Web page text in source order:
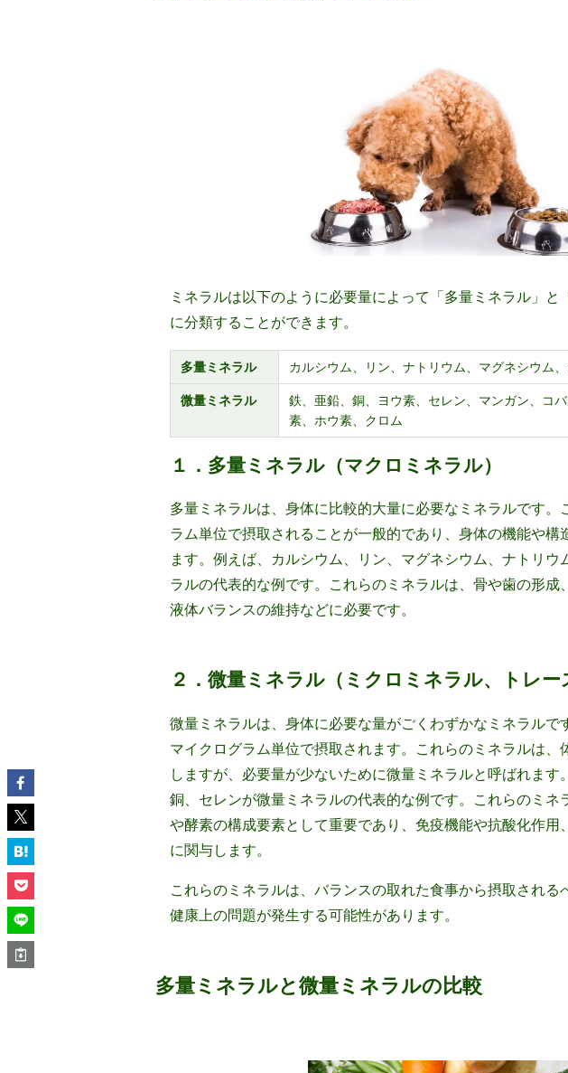
ミネラルは以下のように必要量によって「多量ミネラル」と
に分類することができます。
多量ミネラル カルシウム、リン、ナトリウム、マグネシウム
微量ミネラル
鉄、亜鉛、銅、ヨウ素、セレン、マンガン、コ
素、ホウ素、クロム
１．多量ミネラル（マクロミネラル）
多量ミネラルは、身体に比較的大量に必要なミネラルです。
ラム単位で摂取されることが一般的であり、身体の機能や構
ます。例えば、カルシウム、リン、マグネシウム、ナトリウ
ラルの代表的な例です。これらのミネラルは、骨や歯の形成
液体バランスの維持などに必要です。
２．微量ミネラル（ミクロミネラル、トレー
微量ミネラルは、身体に必要な量がごくわずかなミネラルで
マイクログラム単位で摂取されます。これらのミネラルは、
しますが、必要量が少ないために微量ミネラルと呼ばれます
銅、セレンが微量ミネラルの代表的な例です。これらのミネ
や酵素の構成要素として重要であり、免疫機能や抗酸化作用
に関与します。
これらのミネラルは、バランスの取れた食事から摂取される
健康上の問題が発生する可能性があります。
多量ミネラルと微量ミネラルの比較